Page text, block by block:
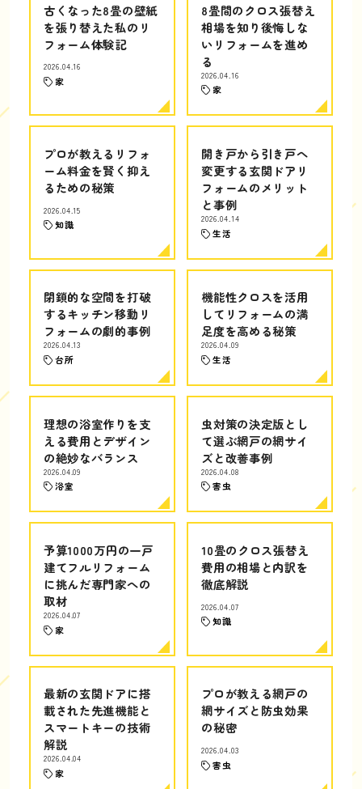
古くなった8畳の壁紙
を張り替えた私のリ
フォーム体験記
2026.04.16
家
8畳間のクロス張替え
相場を知り後悔しな
いリフォームを進め
る
2026.04.16
家
プロが教えるリフォ
ーム料金を賢く抑え
るための秘策
2026.04.15
知識
開き戸から引き戸へ
変更する玄関ドアリ
フォームのメリット
と事例
2026.04.14
生活
閉鎖的な空間を打破
するキッチン移動リ
フォームの劇的事例
2026.04.13
台所
機能性クロスを活用
してリフォームの満
足度を高める秘策
2026.04.09
生活
理想の浴室作りを支
える費用とデザイン
の絶妙なバランス
2026.04.09
浴室
虫対策の決定版とし
て選ぶ網戸の網サイ
ズと改善事例
2026.04.08
害虫
予算1000万円の一戸
建てフルリフォーム
に挑んだ専門家への
取材
2026.04.07
家
10畳のクロス張替え
費用の相場と内訳を
徹底解説
2026.04.07
知識
最新の玄関ドアに搭
載された先進機能と
スマートキーの技術
解説
2026.04.04
家
プロが教える網戸の
網サイズと防虫効果
の秘密
2026.04.03
害虫